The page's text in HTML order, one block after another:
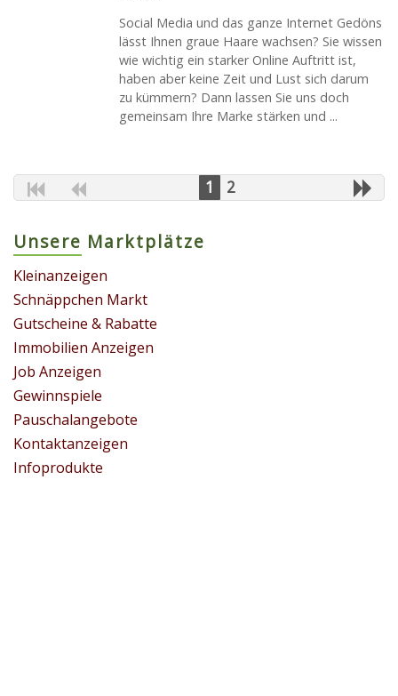
Social Media und das ganze Internet Gedöns
lässt Ihnen graue Haare wachsen? Sie wissen
wie wichtig ein starker Online Auftritt ist,
haben aber keine Zeit und Lust sich darum
zu kümmern? Dann lassen Sie uns doch
gemeinsam Ihre Marke stärken und ...
1 2
Unsere Marktplätze
Kleinanzeigen
Schnäppchen Markt
Gutscheine & Rabatte
Immobilien Anzeigen
Job Anzeigen
Gewinnspiele
Pauschalangebote
Kontaktanzeigen
Infoprodukte